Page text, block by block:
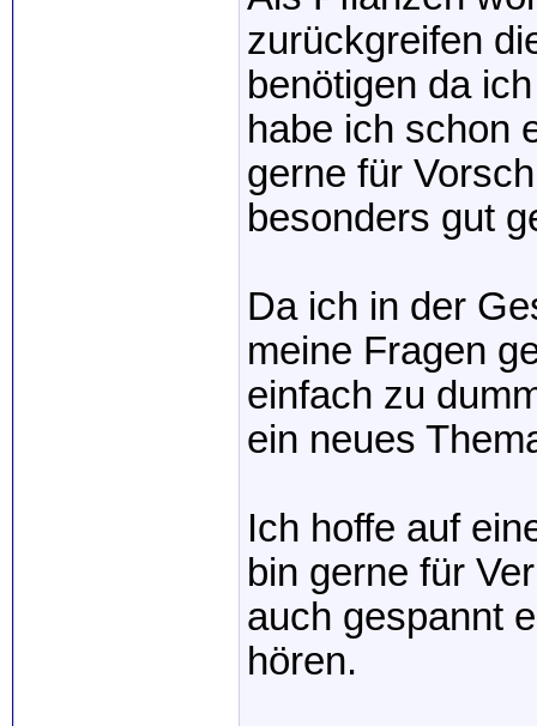
zurückgreifen
benötigen da
habe ich schon
gerne für
besonders gut
Da ich in der
meine Fragen
einfach zu
ein neues
Ich hoffe auf
bin gerne für
auch gespannt
hören.